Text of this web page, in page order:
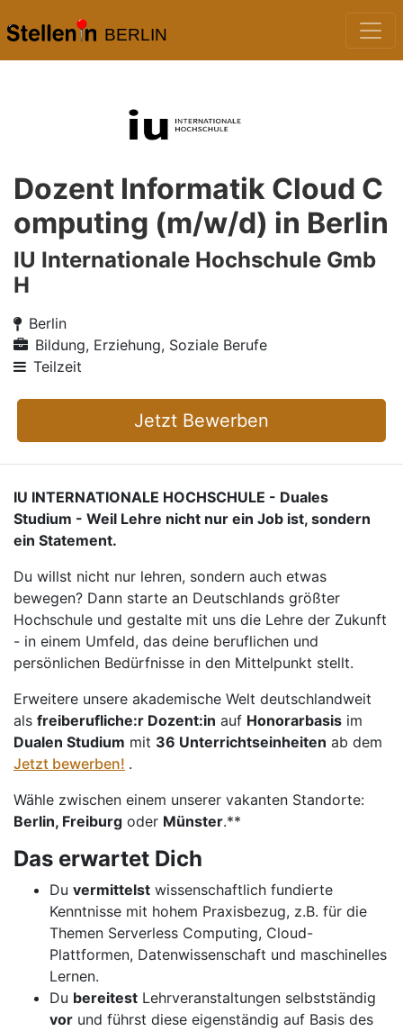
BERLIN
Dozent Informatik Cloud C
omputing (m/w/d) in Berlin
IU Internationale Hochschule Gmb
H
Berlin
Bildung, Erziehung, Soziale Berufe
Teilzeit
Jetzt Bewerben
IU INTERNATIONALE HOCHSCHULE - Duales
Studium - Weil Lehre nicht nur ein Job ist, sondern
ein Statement.
Du willst nicht nur lehren, sondern auch etwas
bewegen? Dann starte an Deutschlands größter
Hochschule und gestalte mit uns die Lehre der Zukunft
- in einem Umfeld, das deine beruflichen und
persönlichen Bedürfnisse in den Mittelpunkt stellt.
Erweitere unsere akademische Welt deutschlandweit
als freiberufliche:r Dozent:in auf Honorarbasis im
Dualen Studium mit 36 Unterrichtseinheiten ab dem
Jetzt bewerben! .
Wähle zwischen einem unserer vakanten Standorte:
Berlin, Freiburg oder Münster.**
Das erwartet Dich
Du vermittelst wissenschaftlich fundierte
Kenntnisse mit hohem Praxisbezug, z.B. für die
Themen Serverless Computing, Cloud-
Plattformen, Datenwissenschaft und maschinelles
Lernen.
Du bereitest Lehrveranstaltungen selbstständig
vor und führst diese eigenständig auf Basis des